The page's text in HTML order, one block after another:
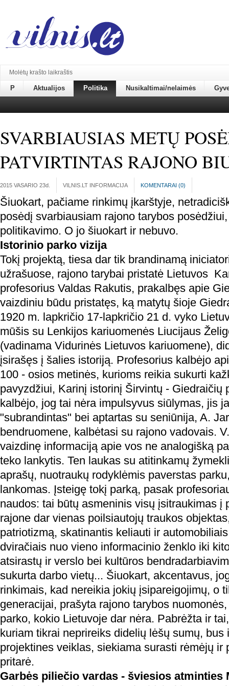
Molėtų krašto laikraštis
P Aktualijos Politika Nusikaltimai/nelaimės
SVARBIAUSIAS METŲ
PATVIRTINTAS RAJONO
2015 VASARIO 23d. VILNIS.LT INFORMACIJA KOMENTARAI (0)
Šiuokart, pačiame rinkimų įkarštyje,
posėdį svarbiausiam rajono tarybos
politikavimo. O jo šiuokart ir nebuvo.
Istorinio parko vizija
Tokį projektą, tiesa dar tik brandinamą
užrašuose, rajono tarybai pristatė Lietuvos
profesorius Valdas Rakutis, prakalbęs apie
vaizdiniu būdu pristatęs, ką matytų šioje
1920 m. lapkričio 17-lapkričio 21 d. vyko
mūšis su Lenkijos kariuomenės Liucijaus
(vadinama Vidurinės Lietuvos kariuomene),
įsirašęs į šalies istoriją. Profesorius kalbėjo
100 - osios metinės, kurioms reikia sukurti
pavyzdžiui, Karinį istorinį Širvintų - Giedraičių
kalbėjo, jog tai nėra impulsyvus siūlymas, jis
"subrandintas" bei aptartas su seniūnija, A.
bendruomene, kalbėtasi su rajono vadovais.
vaizdinę informaciją apie vos ne analogišką
teko lankytis. Ten laukas su atitinkamų
aprašų, nuotraukų rodyklėmis paverstas
lankomas. Įsteigę tokį parką, pasak
naudos: tai būtų asmeninis visų įsitraukimas į
rajone dar vienas poilsiautojų traukos
patriotizmą, skatinantis keliauti ir
dviračiais nuo vieno informacinio ženklo iki
atsirastų ir verslo bei kultūros
sukurta darbo vietų... Šiuokart, akcentavus,
rinkimais, kad nereikia jokių įsipareigojimų, o
generacijai, prašyta rajono tarybos
parko, kokio Lietuvoje dar nėra. Pabrėžta ir
kuriam tikrai neprireiks didelių lėšų sumų, bus
projektines veiklas, siekiama surasti rėmėjų ir
pritarė.
Garbės piliečio vardas - šviesios atminties